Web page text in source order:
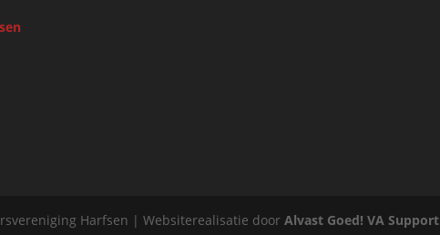
Harfsen | Websiterealisatie doorAlvast Goed! VA Support